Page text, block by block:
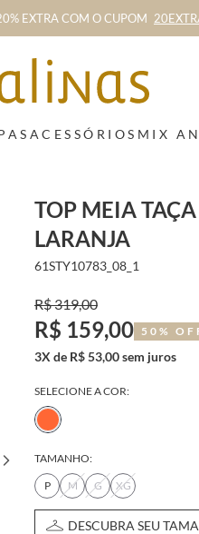
EXTRA COM O CUPOM
ACESSÓRIOS MIX
TOP MEIA
LARANJA
61STY10783_08_1
R$ 319,00
R$ 159,00 50%
3X de R$ 53,00 sem juros
SELECIONE A COR:
TAMANHO:
P
M G XG
DESCUBRA SEU